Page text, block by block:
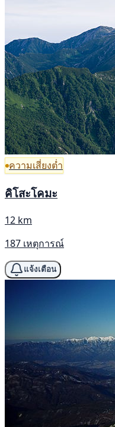
ความเสี่ยงต่ำ
คิโสะโคมะ
12 km
187 เหตุการณ์
แจ้งเตือน